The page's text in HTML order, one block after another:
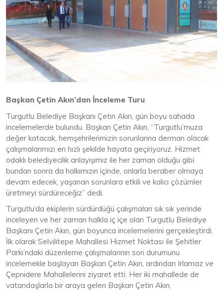
Başkan Çetin Akın’dan İnceleme Turu
Turgutlu Belediye Başkanı Çetin Akın, gün boyu sahada
incelemelerde bulundu. Başkan Çetin Akın, “Turgutlu’muza
değer katacak, hemşehrilerimizin sorunlarına derman olacak
çalışmalarımızı en hızlı şekilde hayata geçiriyoruz. Hizmet
odaklı belediyecilik anlayışımız ile her zaman olduğu gibi
bundan sonra da halkımızın içinde, onlarla beraber olmaya
devam edecek, yaşanan sorunlara etkili ve kalıcı çözümler
üretmeyi sürdüreceğiz” dedi.
Turgutlu’da ekiplerin sürdürdüğü çalışmaları sık sık yerinde
inceleyen ve her zaman halkla iç içe olan Turgutlu Belediye
Başkanı Çetin Akın, gün boyunca incelemelerini gerçekleştirdi.
İlk olarak Selvilitepe Mahallesi Hizmet Noktası ile Şehitler
Parkı’ndaki düzenleme çalışmalarının son durumunu
incelemekle başlayan Başkan Çetin Akın, ardından Irlamaz ve
Çepnidere Mahallelerini ziyaret etti. Her iki mahallede de
vatandaşlarla bir araya gelen Başkan Çetin Akın,